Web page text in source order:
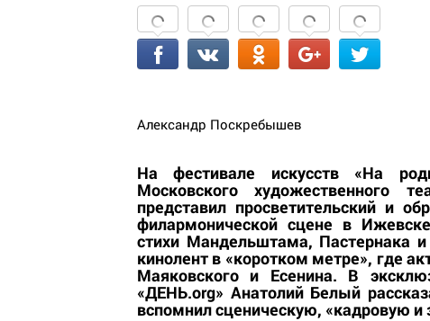
Александр Поскребышев
На фестивале искусств «На
Московского художественного
представил просветительский и
филармонической сцене в
стихи Мандельштама, Пастернака
кинолент в «коротком метре», где
Маяковского и Есенина. В
«ДЕНЬ.org» Анатолий Белый
вспомнил сценическую, «кадровую и